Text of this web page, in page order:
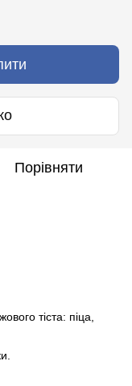
Порівняти
тіста: піца,